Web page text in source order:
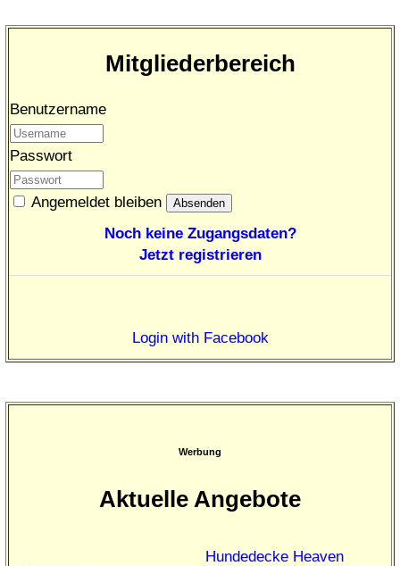
Mitgliederbereich
Benutzername
Passwort
Angemeldet bleiben
Noch keine Zugangsdaten?
Jetzt registrieren
Login with Facebook
Werbung
Aktuelle Angebote
Hundedecke Heaven